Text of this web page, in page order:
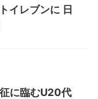
イレブンに 日
に臨むU20代